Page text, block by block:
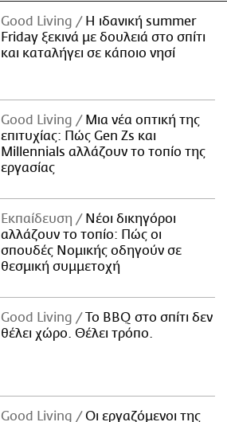
Good Living
Η ιδανική summer
Friday ξεκινά με δουλειά στο σπίτι
και καταλήγει σε κάποιο νησί
Good Living
Μια νέα οπτική της
επιτυχίας: Πώς Gen Zs και
Millennials αλλάζουν το τοπίο της
εργασίας
Εκπαίδευση
Νέοι δικηγόροι
αλλάζουν το τοπίο: Πώς οι
σπουδές Νομικής οδηγούν σε
θεσμική συμμετοχή
Good Living
Το BBQ στο σπίτι δεν
θέλει χώρο. Θέλει τρόπο.
Good Living
Οι εργαζόμενοι της